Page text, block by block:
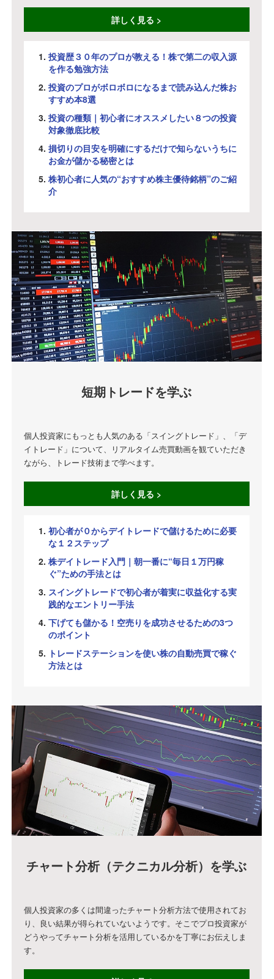
詳しく見る >
投資歴３０年のプロが教える！株で第二の収入源
を作る勉強方法
投資のプロがボロボロになるまで読み込んだ株お
すすめ本8選
投資の種類｜初心者にオススメしたい８つの投資
対象徹底比較
損切りの目安を明確にするだけで知らないうちに
お金が儲かる秘密とは
株初心者に人気の“おすすめ株主優待銘柄”のご紹
介
短期トレードを学ぶ
個人投資家にもっとも人気のある「スイングトレード」、「デ
イトレード」について、リアルタイム売買動画を観ていただき
ながら、トレード技術まで学べます。
詳しく見る >
初心者が０からデイトレードで儲けるために必要
な１２ステップ
株デイトレード入門｜朝一番に“毎日１万円稼
ぐ”ための手法とは
スイングトレードで初心者が着実に収益化する実
践的なエントリー手法
下げても儲かる！空売りを成功させるための3つ
のポイント
トレードステーションを使い株の自動売買で稼ぐ
方法とは
チャート分析（テクニカル分析）を学ぶ
個人投資家の多くは間違ったチャート分析方法で使用されてお
り、良い結果が得られていないようです。そこでプロ投資家が
どうやってチャート分析を活用しているかを丁寧にお伝えしま
す。